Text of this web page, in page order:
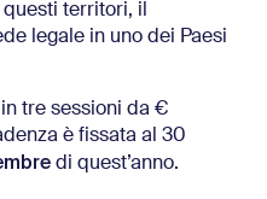
territori, il
legale in uno dei Paesi
tre sessioni da €
è fissata al 30
di quest’anno.